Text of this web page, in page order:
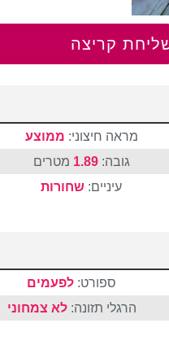
קריצה
מראה חיצוני: ממוצע
גובה:1.89 מטרים
עיניים: שחורות
ספורט: לפעמים
הרגלי תזונה:לא צמחוני